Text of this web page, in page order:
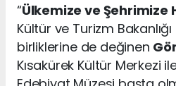
“Ülkemize ve Şehrimize
Kültür ve Turizm
birliklerine de değinen
Kısakürek Kültür Merkezi